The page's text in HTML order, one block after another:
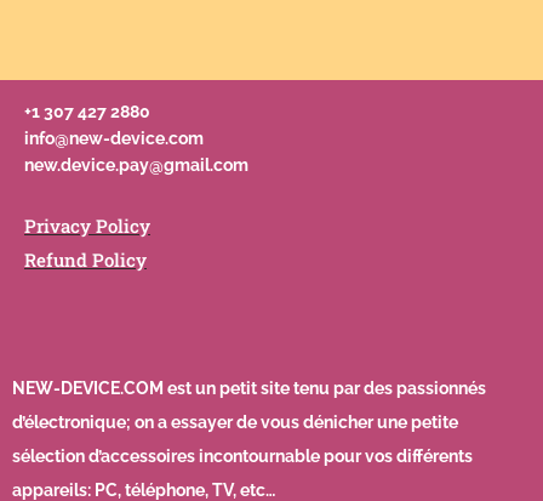
+1 307 427 2880
info@new-device.com
new.device.pay@gmail.com
Privacy Policy
Refund Policy
NEW-DEVICE.COM est un petit site tenu par des passionnés
d’électronique; on a essayer de vous dénicher une petite
sélection d’accessoires incontournable pour vos différents
appareils: PC, téléphone, TV, etc…